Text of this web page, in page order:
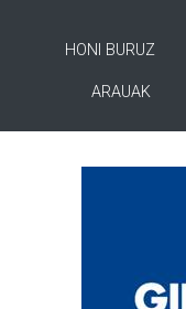
HONI BURUZ
ARAUAK